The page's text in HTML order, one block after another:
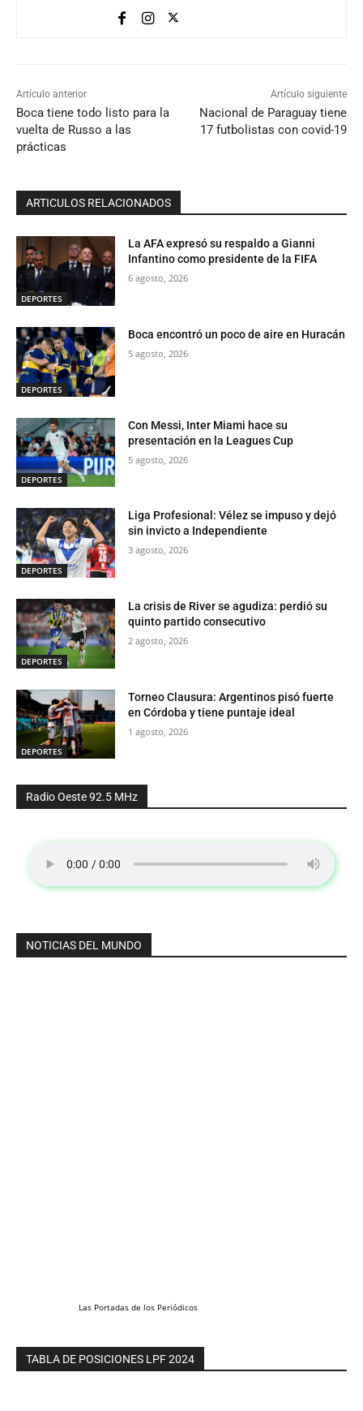
Artículo anterior
Boca tiene todo listo para la
vuelta de Russo a las
prácticas
Artículo siguiente
Nacional de Paraguay tiene
17 futbolistas con covid-19
ARTICULOS RELACIONADOS
DEPORTES
La AFA expresó su respaldo a Gianni
Infantino como presidente de la FIFA
6 agosto, 2026
DEPORTES
Boca encontró un poco de aire en Huracán
5 agosto, 2026
DEPORTES
Con Messi, Inter Miami hace su
presentación en la Leagues Cup
5 agosto, 2026
DEPORTES
Liga Profesional: Vélez se impuso y dejó
sin invicto a Independiente
3 agosto, 2026
DEPORTES
La crisis de River se agudiza: perdió su
quinto partido consecutivo
2 agosto, 2026
DEPORTES
Torneo Clausura: Argentinos pisó fuerte
en Córdoba y tiene puntaje ideal
1 agosto, 2026
Radio Oeste 92.5 MHz
NOTICIAS DEL MUNDO
Las Portadas de los Periódicos
TABLA DE POSICIONES LPF 2024